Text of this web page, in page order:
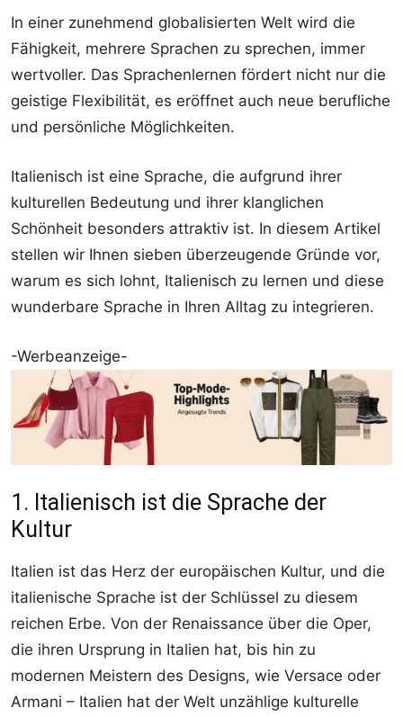
In einer zunehmend globalisierten Welt wird die
Fähigkeit, mehrere Sprachen zu sprechen, immer
wertvoller. Das Sprachenlernen fördert nicht nur die
geistige Flexibilität, es eröffnet auch neue berufliche
und persönliche Möglichkeiten.
Italienisch ist eine Sprache, die aufgrund ihrer
kulturellen Bedeutung und ihrer klanglichen
Schönheit besonders attraktiv ist. In diesem Artikel
stellen wir Ihnen sieben überzeugende Gründe vor,
warum es sich lohnt, Italienisch zu lernen und diese
wunderbare Sprache in Ihren Alltag zu integrieren.
-Werbeanzeige-
1. Italienisch ist die Sprache der
Kultur
Italien ist das Herz der europäischen Kultur, und die
italienische Sprache ist der Schlüssel zu diesem
reichen Erbe. Von der Renaissance über die Oper,
die ihren Ursprung in Italien hat, bis hin zu
modernen Meistern des Designs, wie Versace oder
Armani – Italien hat der Welt unzählige kulturelle